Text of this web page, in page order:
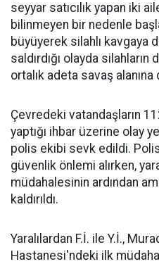
seyyar satıcılık yapan iki
bilinmeyen bir nedenle
büyüyerek silahlı kavgaya
saldırdığı olayda silahların
ortalık adeta savaş alanına
Çevredeki vatandaşların
yaptığı ihbar üzerine olay
polis ekibi sevk edildi.
güvenlik önlemi alırken,
müdahalesinin ardından
kaldırıldı.
Yaralılardan F.İ. ile Y.İ.,
Hastanesi'ndeki ilk